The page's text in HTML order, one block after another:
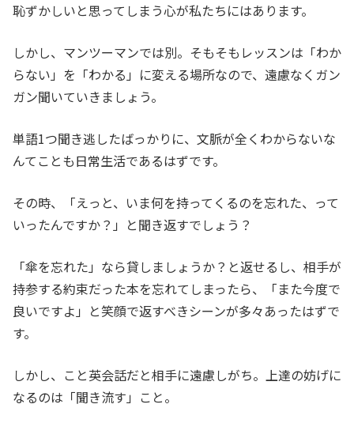
恥ずかしいと思ってしまう心が私たちにはあります。
しかし、マンツーマンでは別。そもそもレッスンは「わか
らない」を「わかる」に変える場所なので、遠慮なくガン
ガン聞いていきましょう。
単語1つ聞き逃したばっかりに、文脈が全くわからないな
んてことも日常生活であるはずです。
その時、「えっと、いま何を持ってくるのを忘れた、って
いったんですか？」と聞き返すでしょう？
「傘を忘れた」なら貸しましょうか？と返せるし、相手が
持参する約束だった本を忘れてしまったら、「また今度で
良いですよ」と笑顔で返すべきシーンが多々あったはずで
す。
しかし、こと英会話だと相手に遠慮しがち。上達の妨げに
なるのは「聞き流す」こと。